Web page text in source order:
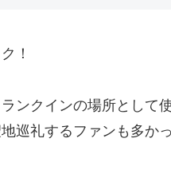
！
ンクインの場所として
巡礼するファンも多かっ